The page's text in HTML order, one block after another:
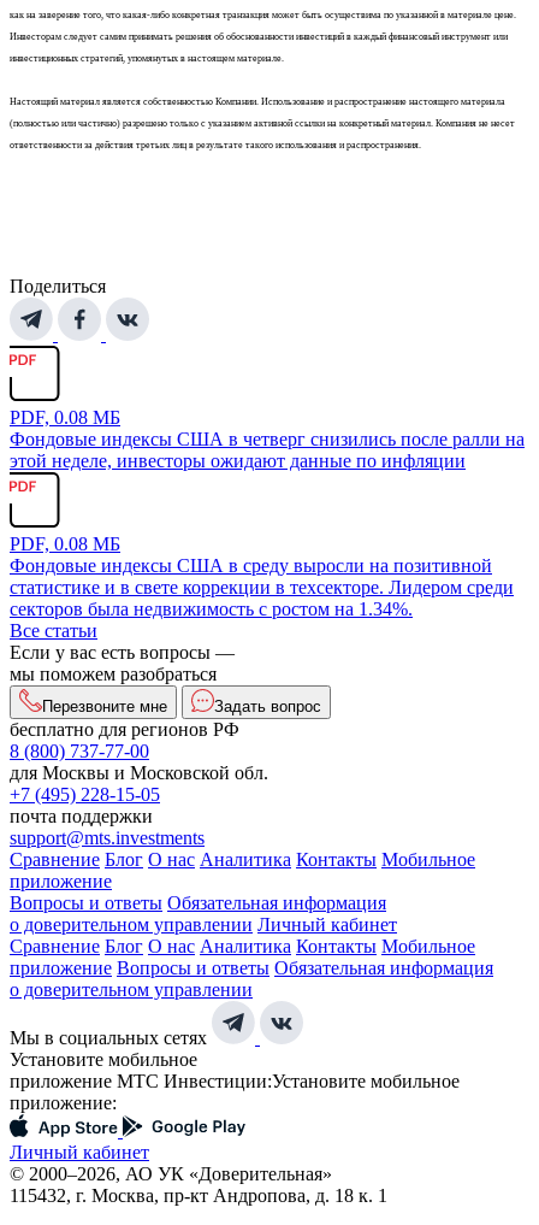
как на заверение того, что какая-либо конкретная транзакция может быть осуществима по указанной в материале цене.
Инвесторам следует самим принимать решения об обоснованности инвестиций в каждый финансовый инструмент или
инвестиционных стратегий, упомянутых в настоящем материале.
Настоящий материал является собственностью Компании. Использование и распространение настоящего материала
(полностью или частично) разрешено только с указанием активной ссылки на конкретный материал. Компания не несет
ответственности за действия третьих лиц в результате такого использования и распространения.
Поделиться
PDF, 0.08 МБ
Фондовые индексы США в четверг снизились после ралли на
этой неделе, инвесторы ожидают данные по инфляции
PDF, 0.08 МБ
Фондовые индексы США в среду выросли на позитивной
статистике и в свете коррекции в техсекторе. Лидером среди
секторов была недвижимость с ростом на 1.34%.
Все статьи
Если у вас есть вопросы —
мы поможем разобраться
Перезвоните мне Задать вопрос
бесплатно для регионов РФ
8 (800) 737-77-00
для Москвы и Московской обл.
+7 (495) 228-15-05
почта поддержки
support@mts.investments
Сравнение Блог О нас Аналитика Контакты Мобильное
приложение
Вопросы и ответы Обязательная информация
о доверительном управлении Личный кабинет
Сравнение Блог О нас Аналитика Контакты Мобильное
приложение Вопросы и ответы Обязательная информация
о доверительном управлении
Мы в социальных сетях
Установите мобильное
приложение МТС Инвестиции:Установите мобильное
приложение:
Личный кабинет
© 2000–2026, АО УК «Доверительная»
115432, г. Москва, пр-кт Андропова, д. 18 к. 1